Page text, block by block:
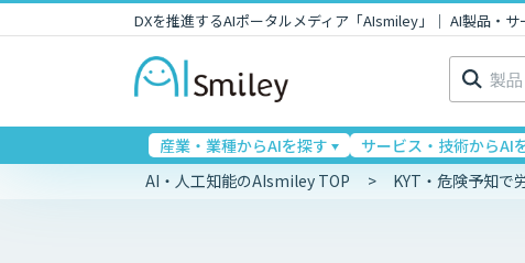
DXを推進するAIポータルメディア「AIsmiley」｜ AI製品・
検
索:
産業・業種からAIを探す サービス・技術からAI
AI・人工知能のAIsmiley TOP KYT・危険予知で